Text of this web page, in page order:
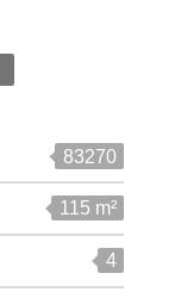
83270
115 m²
4